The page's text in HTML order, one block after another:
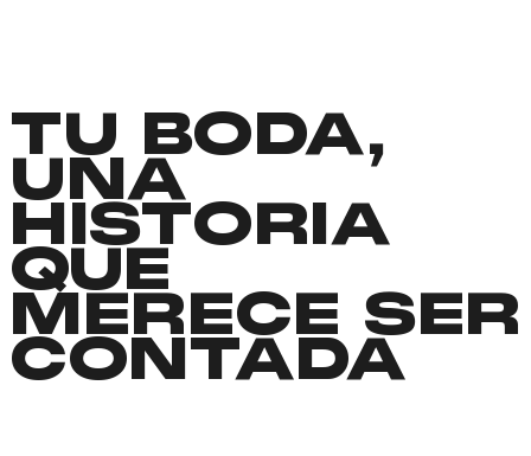
TU BODA,
UNA
HISTORIA
QUE
MERECE SER
CONTADA